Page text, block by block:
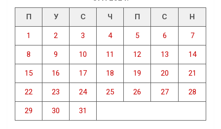
П У С Ч П С Н
1 2 3 4 5 6 7
8 9 10 11 12 13 14
15 16 17 18 19 20 21
22 23 24 25 26 27 28
29 30 31